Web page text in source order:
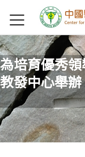
認識我們
教學研習
新進教師
傑出教授
教師專業社群
為培育優秀
教發中心舉